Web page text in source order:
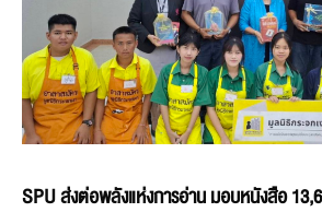
SPU ส่งต่อพลังแห่งการอ่าน มอบหนังสือ